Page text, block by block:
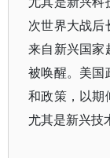
次世界大战后
来自新兴国家
被唤醒。美国
和政策，以期
尤其是新兴技